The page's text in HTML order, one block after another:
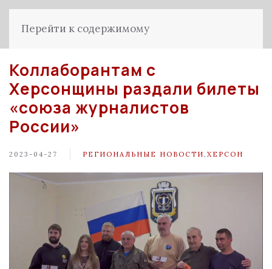
Перейти к содержимому
Коллаборантам с
Херсонщины раздали билеты
«союза журналистов
России»
2023-04-27 РЕГИОНАЛЬНЫЕ НОВОСТИ ХЕРСОН